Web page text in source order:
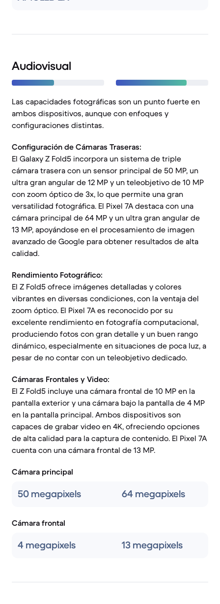
Audiovisual
Las capacidades fotográficas son un punto fuerte en
ambos dispositivos, aunque con enfoques y
configuraciones distintas.
Configuración de Cámaras Traseras:
El Galaxy Z Fold5 incorpora un sistema de triple
cámara trasera con un sensor principal de 50 MP, un
ultra gran angular de 12 MP y un teleobjetivo de 10 MP
con zoom óptico de 3x, lo que permite una gran
versatilidad fotográfica. El Pixel 7A destaca con una
cámara principal de 64 MP y un ultra gran angular de
13 MP, apoyándose en el procesamiento de imagen
avanzado de Google para obtener resultados de alta
calidad.
Rendimiento Fotográfico:
El Z Fold5 ofrece imágenes detalladas y colores
vibrantes en diversas condiciones, con la ventaja del
zoom óptico. El Pixel 7A es reconocido por su
excelente rendimiento en fotografía computacional,
produciendo fotos con gran detalle y un buen rango
dinámico, especialmente en situaciones de poca luz, a
pesar de no contar con un teleobjetivo dedicado.
Cámaras Frontales y Video:
El Z Fold5 incluye una cámara frontal de 10 MP en la
pantalla exterior y una cámara bajo la pantalla de 4 MP
en la pantalla principal. Ambos dispositivos son
capaces de grabar video en 4K, ofreciendo opciones
de alta calidad para la captura de contenido. El Pixel 7A
cuenta con una cámara frontal de 13 MP.
Cámara principal
50 megapixels 64 megapixels
Cámara frontal
4 megapixels 13 megapixels